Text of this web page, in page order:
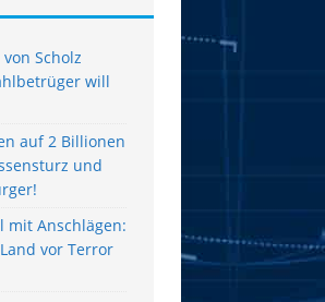
Scholz
will
auf 2 Billionen
und
mit Anschlägen:
vor Terror